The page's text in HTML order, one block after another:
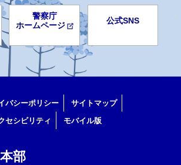
警察庁
ホームページ
公式SNS
バシーポリシー
サイトマップ
セシビリティ モバイル版
本部